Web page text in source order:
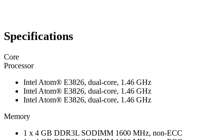
Specifications
Core
Processor
Intel Atom® E3826, dual-core, 1.46 GHz
Intel Atom® E3826, dual-core, 1.46 GHz
Intel Atom® E3826, dual-core, 1.46 GHz
Memory
1 x 4 GB DDR3L SODIMM 1600 MHz, non-ECC